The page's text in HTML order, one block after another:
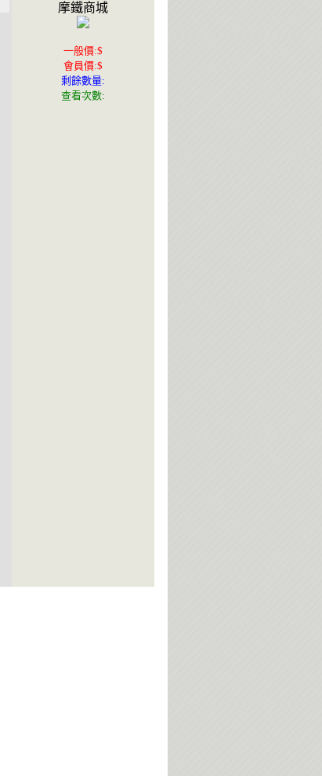
摩鐵商城
一般價:$
會員價:$
剩餘數量:
查看次數: